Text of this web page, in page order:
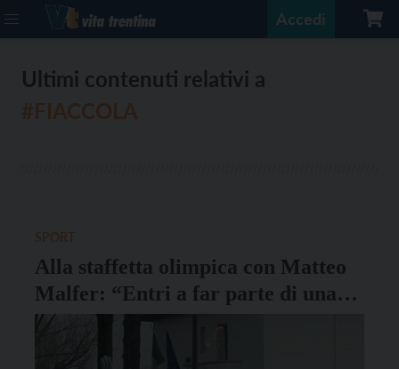
Accedi
Ultimi contenuti relativi a
Alla staffetta olimpica con Matteo
Malfer: “Entri a far parte di una
Storia più grande”